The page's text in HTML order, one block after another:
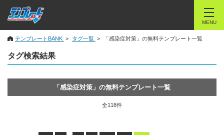
MENU
テンプレートBANK タグ一覧 「感染症対策」の無料テンプレート一覧
タグ検索結果
「感染症対策」の無料テンプレート一覧
全118件